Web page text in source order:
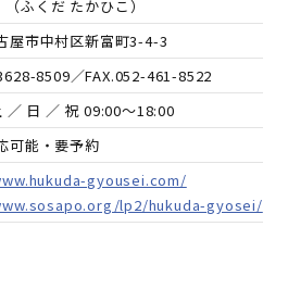
（ふくだ たかひこ）
屋市中村区新富町3-4-3
8509／FAX.052-461-8522
／ 日 ／ 祝 09:00～18:00
可能・要予約
gyousei.com/
lp2/hukuda-gyosei/